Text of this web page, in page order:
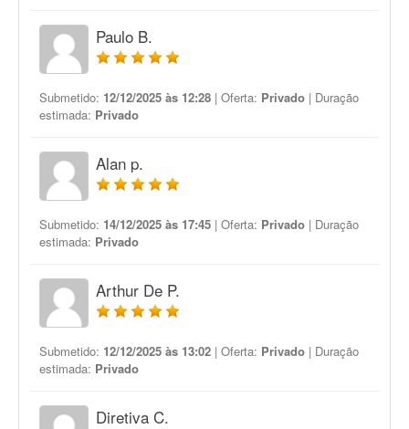
Paulo B.
Submetido: 12/12/2025 às 12:28 | Oferta: Privado | Duração
estimada: Privado
Alan p.
Submetido: 14/12/2025 às 17:45 | Oferta: Privado | Duração
estimada: Privado
Arthur De P.
Submetido: 12/12/2025 às 13:02 | Oferta: Privado | Duração
estimada: Privado
Diretiva C.